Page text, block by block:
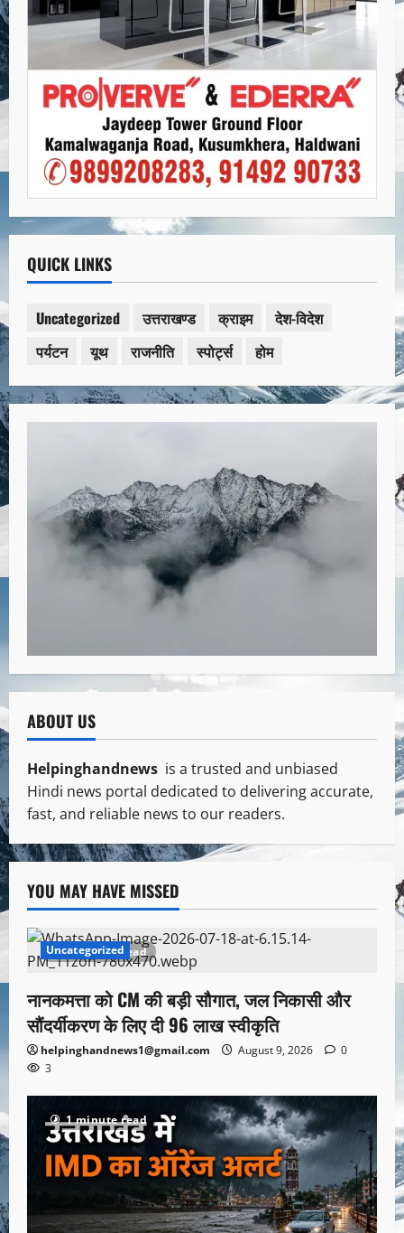
QUICK LINKS
Uncategorized उत्तराखण्ड क्राइम
देश-विदेश
पर्यटन
यूथ राजनीति स्पोर्ट्स होम
ABOUT US
Helpinghandnews is a trusted and unbiased
Hindi news portal dedicated to delivering accurate,
fast, and reliable news to our readers.
YOU MAY HAVE MISSED
1 minute read
Uncategorized
नानकमत्ता को CM की बड़ी सौगात, जल निकासी और
सौंदर्यीकरण के लिए दी 96 लाख स्वीकृति
helpinghandnews1@gmail.com August 9, 2026
0
3
1 minute read